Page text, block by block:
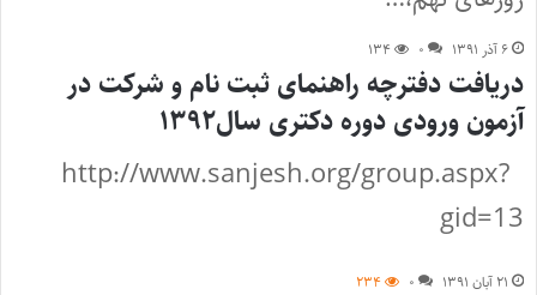
۶ آذر ۱۳۹۱ ۰ ۱۳۴
دریافت دفترچه راهنمای ثبت نام و شرکت در
آزمون ورودی دوره دکتری سال۱۳۹۲
http://www.sanjesh.org/group.aspx?
gid=13
۲۱ آبان ۱۳۹۱ ۰ ۲۳۴